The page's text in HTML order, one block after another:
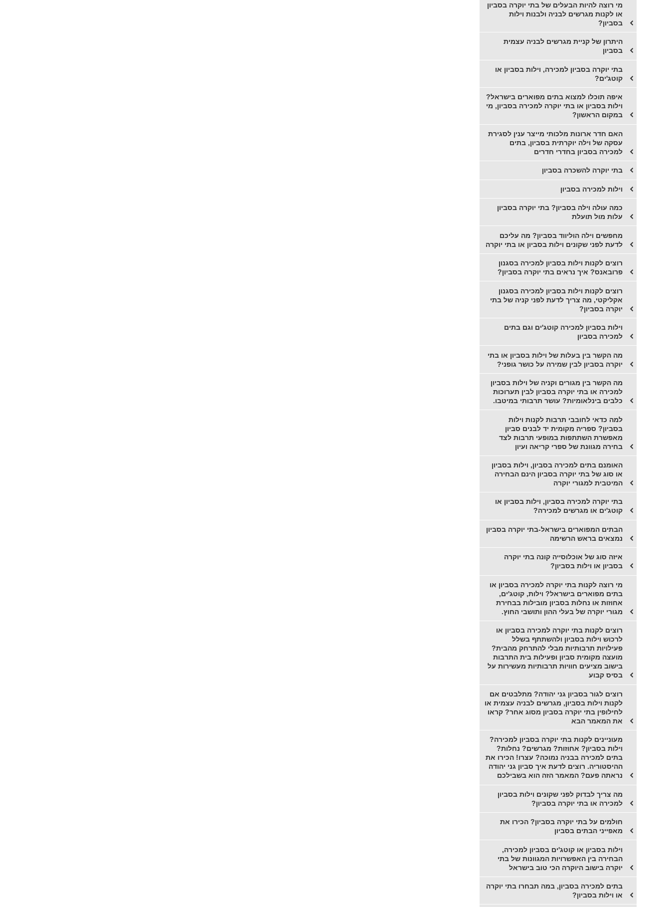
מי רוצה להיות הבעלים של בתי יוקרה בסביון
או לקנות מגרשים לבניה ולבנות וילות
בסביון?
היתרון של קניית מגרשים לבניה עצמית
בסביון
בתי יוקרה בסביון למכירה, וילות בסביון או
קוטג'ים?
איפה תוכלו למצוא בתים מפוארים בישראל?
וילות בסביון או בתי יוקרה למכירה בסביון, מי
במקום הראשון?
האם חדר ארונות מלכותי מייצר ענין לסגירת
עסקה של וילה יוקרתית בסביון, בתים
למכירה בסביון בחדרי חדרים
בתי יוקרה להשכרה בסביון
וילות למכירה בסביון
כמה עולה וילה בסביון? בתי יוקרה בסביון
עלות מול תועלת
מחפשים וילה הוליווד בסביון? מה עליכם
לדעת לפני שקונים וילות בסביון או בתי יוקרה
רוצים לקנות וילות בסביון למכירה בסגנון
פרובאנס? איך נראים בתי יוקרה בסביון?
רוצים לקנות וילות בסביון למכירה בסגנון
אקליקטי, מה צריך לדעת לפני קניה של בתי
יוקרה בסביון?
וילות בסביון למכירה קוטג'ים וגם בתים
למכירה בסביון
מה הקשר בין בעלות של וילות בסביון או בתי
יוקרה בסביון לבין שמירה על כושר גופני?
מה הקשר בין מגורים וקניה של וילות בסביון
למכירה או בתי יוקרה בסביון לבין תערוכות
כלבים בינלאומיות? עושר תרבותי במיטבו.
למה כדאי לחובבי תרבות לקנות וילות
בסביון? ספריה מקומית יד לבנים סביון
מאפשרת השתתפות במופעי תרבות לצד
בחירה מגוונת של ספרי קריאה ועיון
האומנם בתים למכירה בסביון, וילות בסביון
או סוג של בתי יוקרה בסביון הינם הבחירה
המיטבית למגורי יוקרה
בתי יוקרה למכירה בסביון, וילות בסביון או
קוטג'ים או מגרשים למכירה?
הבתים המפוארים בישראל-בתי יוקרה בסביון
נמצאים בראש הרשימה
איזה סוג של אוכלוסייה קונה בתי יוקרה
בסביון או וילות בסביון?
מי רוצה לקנות בתי יוקרה למכירה בסביון או
בתים מפוארים בישראל? וילות, קוטג'ים,
אחוזות או נחלות בסביון מובילות בבחירת
מגורי יוקרה של בעלי ההון ותושבי החוץ.
רוצים לקנות בתי יוקרה למכירה בסביון או
לרכוש וילות בסביון ולהשתתף בשלל
פעילויות תרבותיות מבלי להתרחק מהבית?
מועצה מקומית סביון ופעילות בית התרבות
בישוב מציעים חוויות תרבותיות מעשירות על
בסיס קבוע
רוצים לגור בסביון גני יהודה? מתלבטים אם
לקנות וילות בסביון, מגרשים לבניה עצמית או
לחילופין בתי יוקרה בסביון מסוג אחר? קראו
את המאמר הבא
מעוניינים לקנות בתי יוקרה בסביון למכירה?
וילות בסביון? אחוזות? מגרשים? נחלות?
בתים למכירה בבניה נמוכה? עצרו! הכירו את
ההיסטוריה. רוצים לדעת איך סביון גני יהודה
נראתה פעם? המאמר הזה הוא בשבילכם
מה צריך לבדוק לפני שקונים וילות בסביון
למכירה או בתי יוקרה בסביון?
חולמים על בתי יוקרה בסביון? הכירו את
מאפייני הבתים בסביון
וילות בסביון או קוטג'ים בסביון למכירה,
הבחירה בין האפשרויות המגוונות של בתי
יוקרה בישוב היוקרה הכי טוב בישראל
בתים למכירה בסביון, במה תבחרו בתי יוקרה
או וילות בסביון?